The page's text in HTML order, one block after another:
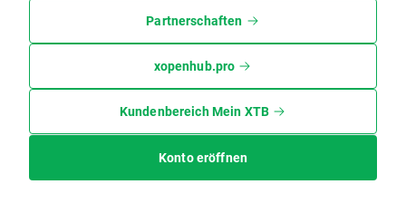
Partnerschaften
xopenhub.pro
Kundenbereich Mein XTB
Konto eröffnen